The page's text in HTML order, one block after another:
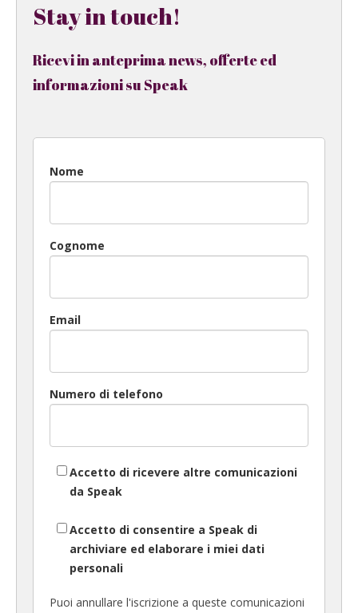
Stay in touch!
Ricevi in anteprima news, offerte ed
informazioni su Speak
Nome
Cognome
Email
Numero di telefono
Accetto di ricevere altre comunicazioni
da Speak
Accetto di consentire a Speak di
archiviare ed elaborare i miei dati
personali
Puoi annullare l'iscrizione a queste comunicazioni